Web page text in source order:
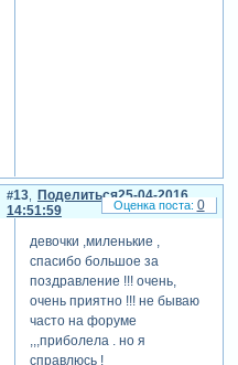
Поделиться
13
25-04-2016
14:51:59
девочки ,миленькие ,
спасибо большое за
поздравление !!! очень,
очень приятно !!! не бываю
часто на форуме
,,,приболела . но я
справлюсь !
0